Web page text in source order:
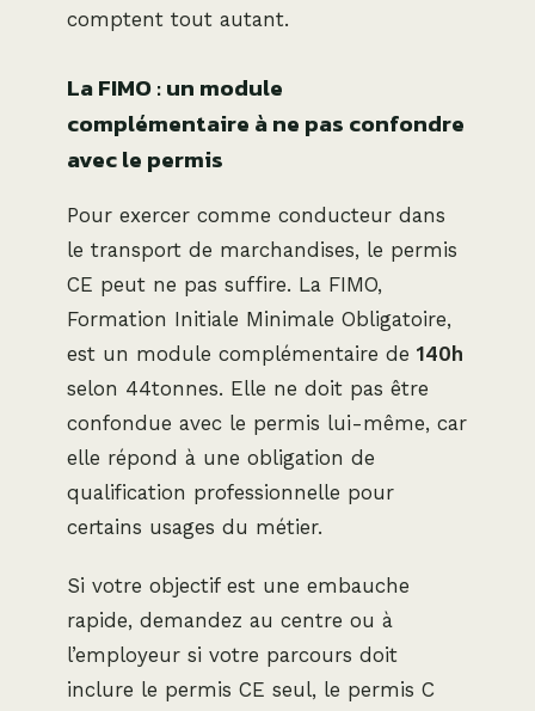
comptent tout autant.
La FIMO : un module
complémentaire à ne pas confondre
avec le permis
Pour exercer comme conducteur dans
le transport de marchandises, le permis
CE peut ne pas suffire. La FIMO,
Formation Initiale Minimale Obligatoire,
est un module complémentaire de 140h
selon 44tonnes. Elle ne doit pas être
confondue avec le permis lui-même, car
elle répond à une obligation de
qualification professionnelle pour
certains usages du métier.
Si votre objectif est une embauche
rapide, demandez au centre ou à
l’employeur si votre parcours doit
inclure le permis CE seul, le permis C